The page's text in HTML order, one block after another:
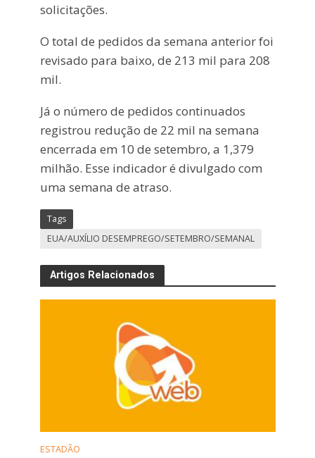
solicitações.
O total de pedidos da semana anterior foi
revisado para baixo, de 213 mil para 208
mil.
Já o número de pedidos continuados
registrou redução de 22 mil na semana
encerrada em 10 de setembro, a 1,379
milhão. Esse indicador é divulgado com
uma semana de atraso.
Tags
EUA/AUXÍLIO DESEMPREGO/SETEMBRO/SEMANAL
Artigos Relacionados
ESTADÃO